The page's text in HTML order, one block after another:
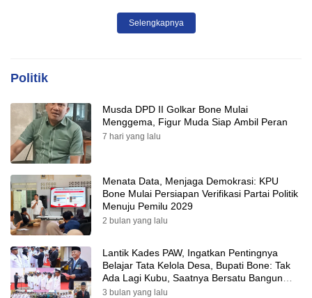
Selengkapnya
Politik
Musda DPD II Golkar Bone Mulai
Menggema, Figur Muda Siap Ambil Peran
7 hari yang lalu
Menata Data, Menjaga Demokrasi: KPU
Bone Mulai Persiapan Verifikasi Partai Politik
Menuju Pemilu 2029
2 bulan yang lalu
Lantik Kades PAW, Ingatkan Pentingnya
Belajar Tata Kelola Desa, Bupati Bone: Tak
Ada Lagi Kubu, Saatnya Bersatu Bangun
Desa
3 bulan yang lalu